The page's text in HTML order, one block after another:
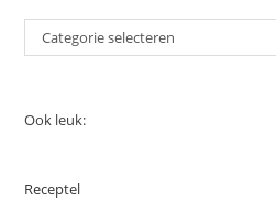
Categorieën
Categorie selecteren
Ook leuk:
Receptel